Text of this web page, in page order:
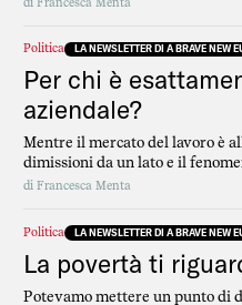
Politica LA NEWSLETTER DI A BRAVE NEW
Per chi è
aziendale?
Mentre il mercato del lavoro è
dimissioni da un lato e il
dall’altro, il benessere dei
di Francesca Menta
Politica LA NEWSLETTER DI A BRAVE NEW
La povertà ti
Potevamo mettere un punto di